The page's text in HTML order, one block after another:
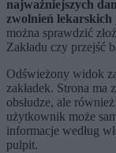
najważniejszych
zwolnień
można sprawdzić
Zakładu czy przejść
Odświeżony widok
zakładek. Strona
obsłudze, ale
użytkownik może
informacje według
pulpit.